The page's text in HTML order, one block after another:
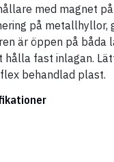
med magnet
på metallhyllor,
är öppen på båda
hålla fast inlagan.
behandlad plast.